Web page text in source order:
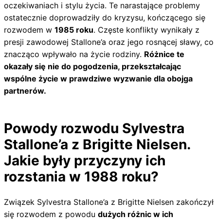
oczekiwaniach i stylu życia. Te narastające problemy
ostatecznie doprowadziły do kryzysu, kończącego się
rozwodem w 1985 roku. Częste konflikty wynikały z
presji zawodowej Stallone’a oraz jego rosnącej sławy, co
znacząco wpływało na życie rodziny. Różnice te
okazały się nie do pogodzenia, przekształcając
wspólne życie w prawdziwe wyzwanie dla obojga
partnerów.
Powody rozwodu Sylvestra
Stallone’a z Brigitte Nielsen.
Jakie były przyczyny ich
rozstania w 1988 roku?
Związek Sylvestra Stallone’a z Brigitte Nielsen zakończył
się rozwodem z powodu dużych różnic w ich